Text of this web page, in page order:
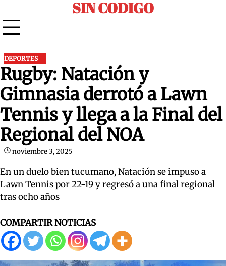
to
content
SIN CODIGO
DEPORTES
Rugby: Natación y
Gimnasia derrotó a Lawn
Tennis y llega a la Final del
Regional del NOA
noviembre 3, 2025
En un duelo bien tucumano, Natación se impuso a
Lawn Tennis por 22-19 y regresó a una final regional
tras ocho años
COMPARTIR NOTICIAS